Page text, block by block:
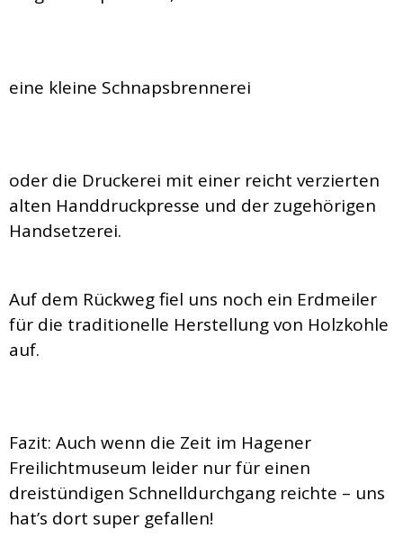
eine kleine Schnapsbrennerei
oder die Druckerei mit einer reicht verzierten
alten Handdruckpresse und der zugehörigen
Handsetzerei.
Auf dem Rückweg fiel uns noch ein Erdmeiler
für die traditionelle Herstellung von Holzkohle
auf.
Fazit: Auch wenn die Zeit im Hagener
Freilichtmuseum leider nur für einen
dreistündigen Schnelldurchgang reichte – uns
hat’s dort super gefallen!